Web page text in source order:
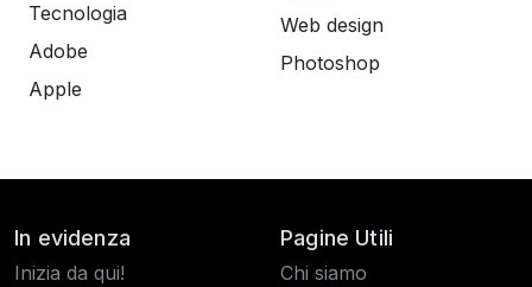
Tecnologia
Adobe
Apple
Web design
Photoshop
In evidenza
Inizia da qui!
Pagine Utili
Chi siamo